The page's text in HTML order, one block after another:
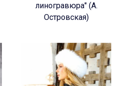
линогравюра" (А.
Островская)